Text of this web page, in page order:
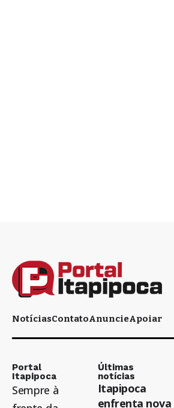
NotíciasContatoAnuncieApoiar
Portal
Itapipoca
Sempre à
Últimas
notícias
Itapipoca
enfrenta nova